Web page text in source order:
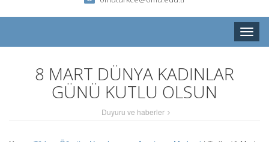
Toggle
8 MART DÜNYA KADINLAR
GÜNÜ KUTLU OLSUN
Duyuru ve haberler